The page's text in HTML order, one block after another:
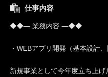
仕事内容
◆◆― 業務内容 ―◆◆
・WEBアプリ開発（基本設計、
新規事業として今年度立ち上